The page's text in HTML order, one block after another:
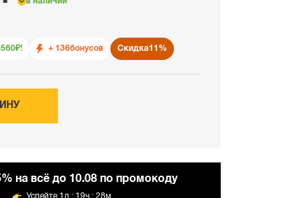
560₽! + 136бонусов Скидка11%
на всё до 10.08 по промокоду
1д : 19ч : 28м